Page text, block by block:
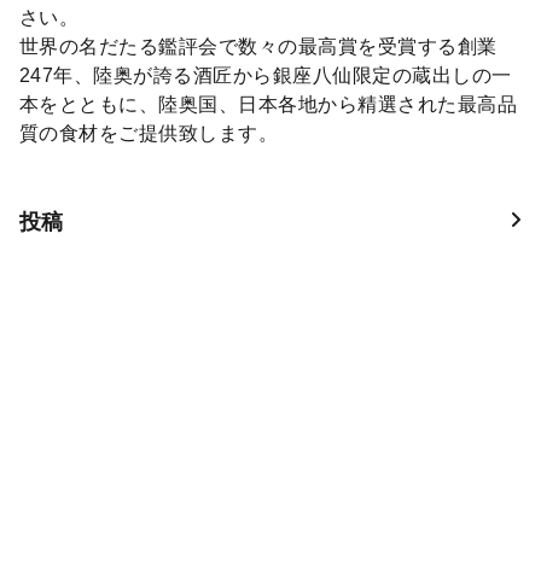
さい。
世界の名だたる鑑評会で数々の最高賞を受賞する創業
247年、陸奥が誇る酒匠から銀座八仙限定の蔵出しの一
本をとともに、陸奥国、日本各地から精選された最高品
質の食材をご提供致します。
投稿